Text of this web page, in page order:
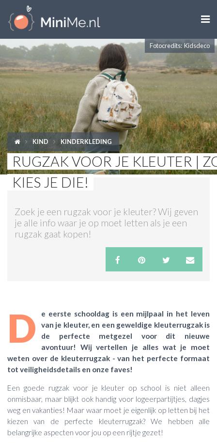

ZWANGER WORDEN
ZWANGER
BABY
PEUTER
KIND
LIFESTYLE
SHOPS
ACTIES & KORTING
Fotocredits: Kidsdeco
KIND KINDERKLEDING
RUGZAK VOOR JE KLEUTER |
KIES JE DIE!
Zoek je een rugzak voor je kleuter? Wij geven
je alle info waar je op moet letten als je een
rugzak gaat kopen!
D
e eerste schooldag is een mijlpaal in het leven
van je kleuter, en een geweldige kleuterrugzak is
de perfecte metgezel voor dit nieuwe
avontuur! Wij vertellen je alles wat je moet
weten over de kleuterrugzak - van het perfecte formaat
tot veiligheidsdetails en onze faves!
Een goede rugzak voor je kleuter op school is niet alleen
onmisbaar, maar blijkt ook handig voor logeerpartijtjes, dagjes
weg en vakanties! Maar waar moet je eigenlijk op letten bij het
kiezen van de perfecte kleuterrugzak? We hebben alle
belangrijke aspecten voor jou op een rijtje gezet!